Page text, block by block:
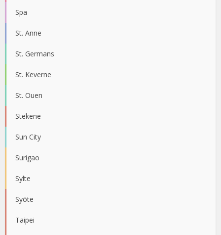
Spa
St. Anne
St. Germans
St. Keverne
St. Ouen
Stekene
Sun City
Surigao
Sylte
Syöte
Taipei